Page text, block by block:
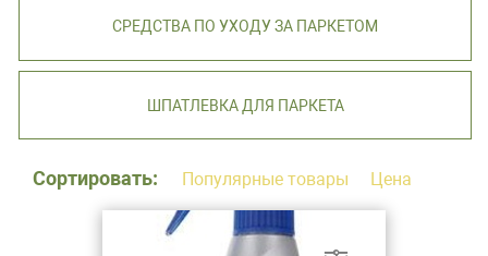
СРЕДСТВА ПО УХОДУ ЗА ПАРКЕТОМ
ШПАТЛЕВКА ДЛЯ ПАРКЕТА
Сортировать: Популярные товары Цена